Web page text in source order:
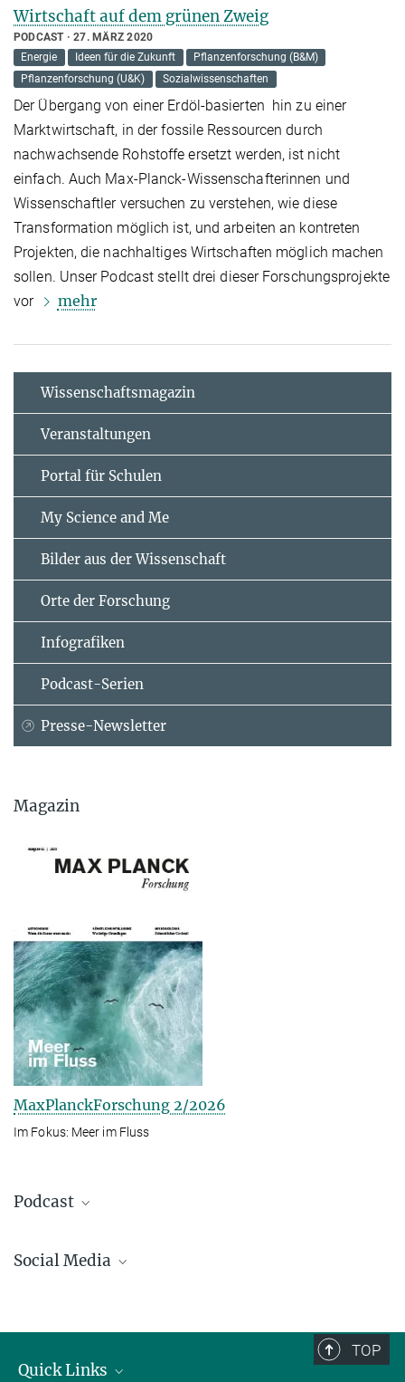
Wirtschaft auf dem grünen Zweig
PODCAST
27. MÄRZ 2020
Energie
Ideen für die Zukunft
Pflanzenforschung (B&M)
Pflanzenforschung (U&K)
Sozialwissenschaften
Der Übergang von einer Erdöl-basierten hin zu einer
Marktwirtschaft, in der fossile Ressourcen durch
nachwachsende Rohstoffe ersetzt werden, ist nicht
einfach. Auch Max-Planck-Wissenschafterinnen und
Wissenschaftler versuchen zu verstehen, wie diese
Transformation möglich ist, und arbeiten an kontreten
Projekten, die nachhaltiges Wirtschaften möglich machen
sollen. Unser Podcast stellt drei dieser Forschungsprojekte
vor
mehr
Wissenschaftsmagazin
Veranstaltungen
Portal für Schulen
My Science and Me
Bilder aus der Wissenschaft
Orte der Forschung
Infografiken
Podcast-Serien
Presse-Newsletter
Magazin
MaxPlanckForschung 2/2026
Im Fokus: Meer im Fluss
Podcast
Social Media
Mastodon
TOP
Quick Links